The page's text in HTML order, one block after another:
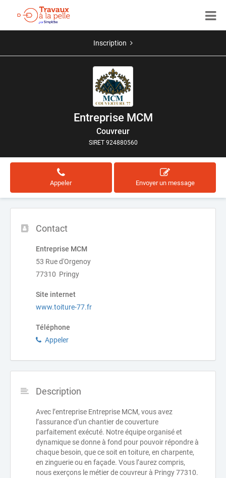
Inscription
Entreprise MCM
Couvreur
SIRET 924880560
Appeler Envoyer un message
Contact
Entreprise MCM
53 Rue d'Orgenoy
77310 Pringy
Site internet
www.toiture-77.fr
Téléphone
Appeler
Description
Avec l’entreprise Entreprise MCM, vous avez
l’assurance d’un chantier de couverture
parfaitement exécuté. Notre équipe organisé et
dynamique se donne à fond pour pouvoir répondre à
chaque besoin, que ce soit en toiture, en charpente,
en zinguerie ou en façade. Vous l’aurez compris,
nous exerçons le métier de couvreur à Pringy 77310.